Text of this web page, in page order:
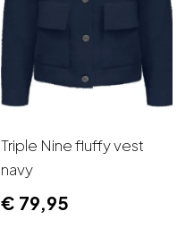
Triple Nine fluffy vest
navy
€ 79,95